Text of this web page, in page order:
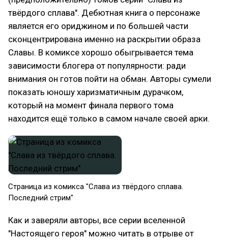
твёрдого сплава". Дебютная книга о персонаже
является его ориджином и по большей части
сконцентрирована именно на раскрытии образа
Славы. В комиксе хорошо обыгрывается тема
зависимости блогера от популярности: ради
внимания он готов пойти на обман. Авторы сумели
показать юношу харизматичным дурачком,
который на момент финала первого тома
находится ещё только в самом начале своей арки.
Страница из комикса "Слава из твёрдого сплава.
Последний стрим"
Как и заверяли авторы, все серии вселенной
"Настоящего героя" можно читать в отрыве от